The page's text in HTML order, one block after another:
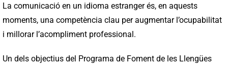
La comunicació en un idioma estranger és, en aquests
moments, una competència clau per augmentar l’ocupabilitat
i millorar l’acompliment professional.
Un dels objectius del Programa de Foment de les Llengües